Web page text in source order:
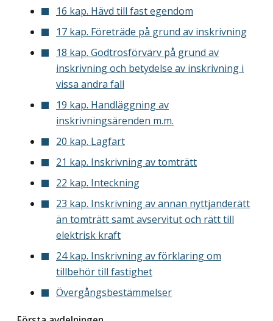
16 kap. Hävd till fast egendom
17 kap. Företräde på grund av inskrivning
18 kap. Godtrosförvärv på grund av
inskrivning och betydelse av inskrivning i
vissa andra fall
19 kap. Handläggning av
inskrivningsärenden m.m.
20 kap. Lagfart
21 kap. Inskrivning av tomträtt
22 kap. Inteckning
23 kap. Inskrivning av annan nyttjanderätt
än tomträtt samt avservitut och rätt till
elektrisk kraft
24 kap. Inskrivning av förklaring om
tillbehör till fastighet
Övergångsbestämmelser